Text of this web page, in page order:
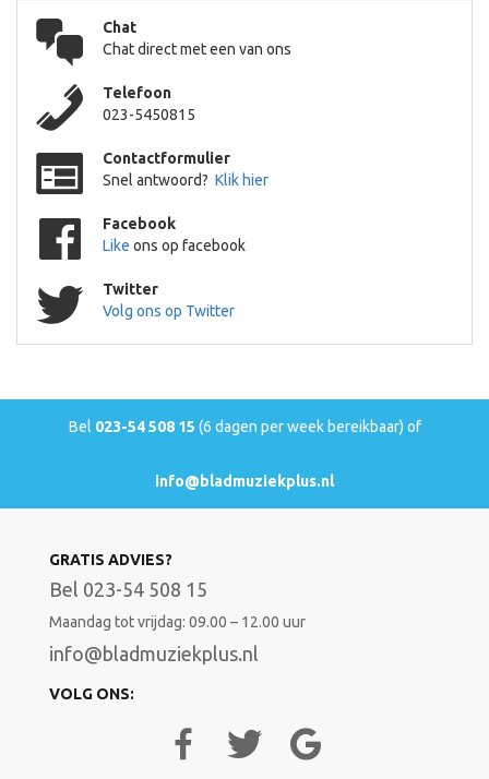
Chat
Chat direct met een van ons
Telefoon
023-5450815
Contactformulier
Snel antwoord? Klik hier
Facebook
Like ons op facebook
Twitter
Volg ons op Twitter
Bel 023-54 508 15 (6 dagen per week bereikbaar) of
info@bladmuziekplus.nl
GRATIS ADVIES?
Bel 023-54 508 15
Maandag tot vrijdag: 09.00 – 12.00 uur
info@bladmuziekplus.nl
VOLG ONS: